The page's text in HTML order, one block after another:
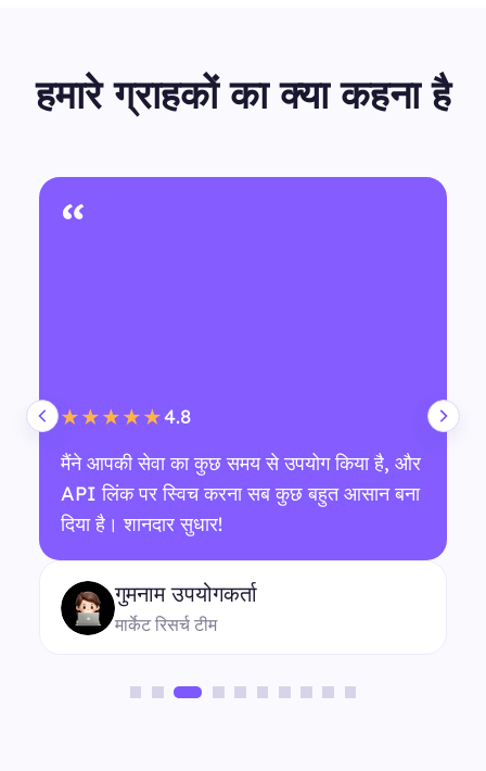
हमारे ग्राहकों का क्या कहना है
“
★★★★★4.8
मैंने आपकी सेवा का कुछ समय से उपयोग किया है, और
API लिंक पर स्विच करना सब कुछ बहुत आसान बना
दिया है। शानदार सुधार!
गुमनाम उपयोगकर्ता
मार्केट रिसर्च टीम